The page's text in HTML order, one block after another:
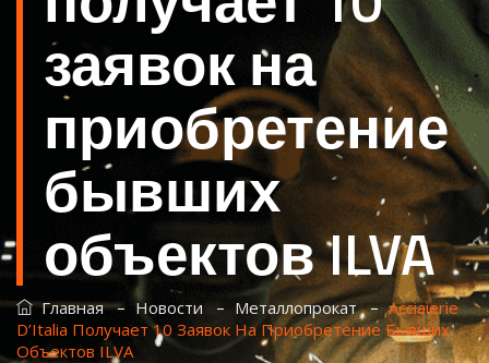
заявок на
приобретение
бывших
объектов ILVA
Главная–Новости – Металлопрокат–Acciaierie
D’Italia Получает 10 Заявок На Приобретение Бывших
Объектов ILVA